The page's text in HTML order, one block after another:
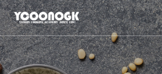
주메뉴 바로가기
컨텐츠 바로가기